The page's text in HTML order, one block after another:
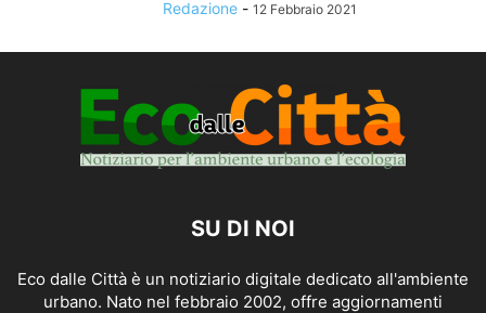
Redazione - 12 Febbraio 2021
SU DI NOI
Eco dalle Città è un notiziario digitale dedicato all'ambiente
urbano. Nato nel febbraio 2002, offre aggiornamenti